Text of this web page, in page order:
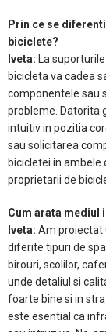
Prin ce se
biciclete?
Iveta: La
bicicleta va cadea
componentele sau
probleme. Datorita
intuitiv in pozitia
sau solicitarea
bicicletei in ambele
proprietarii de
Cum arata mediul
Iveta: Am proiectat
diferite tipuri de
birouri, scolilor,
unde detaliul si
foarte bine si in
este esential ca